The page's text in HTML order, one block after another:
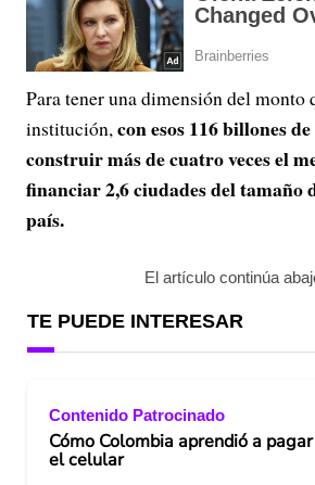
Para tener una dimensión del monto
institución, con esos 116 billones
construir más de cuatro veces el
financiar 2,6 ciudades del tamaño
país.
El artículo continúa
TE PUEDE INTERESAR
Contenido Patrocinado
Cómo Colombia aprendió a
el celular